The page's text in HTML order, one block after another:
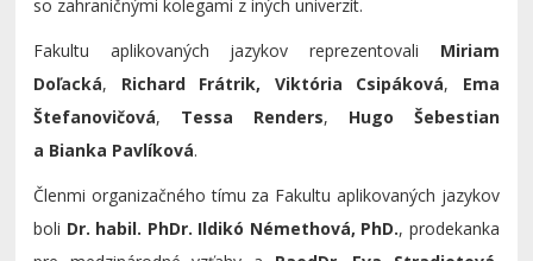
so zahraničnými kolegami z iných univerzít.
Fakultu aplikovaných jazykov reprezentovali Miriam
Doľacká, Richard Frátrik, Viktória Csipáková, Ema
Štefanovičová, Tessa Renders, Hugo Šebestian
a Bianka Pavlíková.
Členmi organizačného tímu za Fakultu aplikovaných jazykov
boli Dr. habil. PhDr. Ildikó Némethová, PhD., prodekanka